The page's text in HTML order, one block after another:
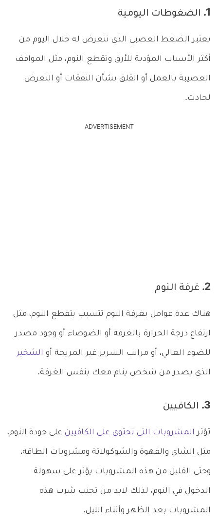
1. الضغوطات اليومية
يعتبر الضغط العصبي الذي نتعرض له خلال اليوم من
أكثر الأسباب المؤدية للأرق وتقطع النوم، مثل المواقف
العصيبة بالعمل أو القلق بشأن النفقات أو التعرض
لحادث.
ADVERTISEMENT
2. غرفة النوم
هناك عدة عوامل بغرفة النوم تتسبب بتقطع النوم، مثل
ارتفاع درجة الحرارة بالغرفة أو الضوضاء أو وجود مصدر
للضوء العالي، أو مراتب السرير غير المريحة أو الشخير
الذي يصدر من شخص ينام معك بنفس الغرفة.
3. الكافيين
تؤثر المشروبات التي تحتوي على الكافيين على جودة النوم،
مثل الشاي والقهوة والشوكولاتة ومشروبات الطاقة،
وحتى القليل من هذه المشروبات يؤثر على سهولة
الدخول في النوم، لذلك لابد من تجنب شرب هذه
المشروبات بعد الظهر وأثناء الليل.